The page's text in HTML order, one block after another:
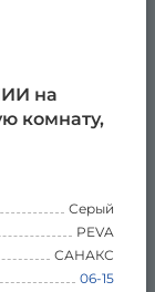
на
комнату,
Серый
PEVA
САНАКС
06-15